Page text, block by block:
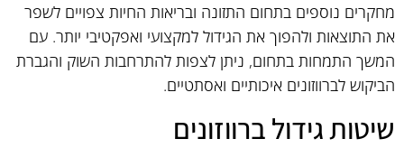
מחקרים נוספים בתחום התזונה ובריאות החיות צפויים לשפר
את התוצאות ולהפוך את הגידול למקצועי ואפקטיבי יותר. עם
המשך התמחות בתחום, ניתן לצפות להתרחבות השוק והגברת
הביקוש לברווזונים איכותיים ואסתטיים.
שיטות גידול ברווזונים